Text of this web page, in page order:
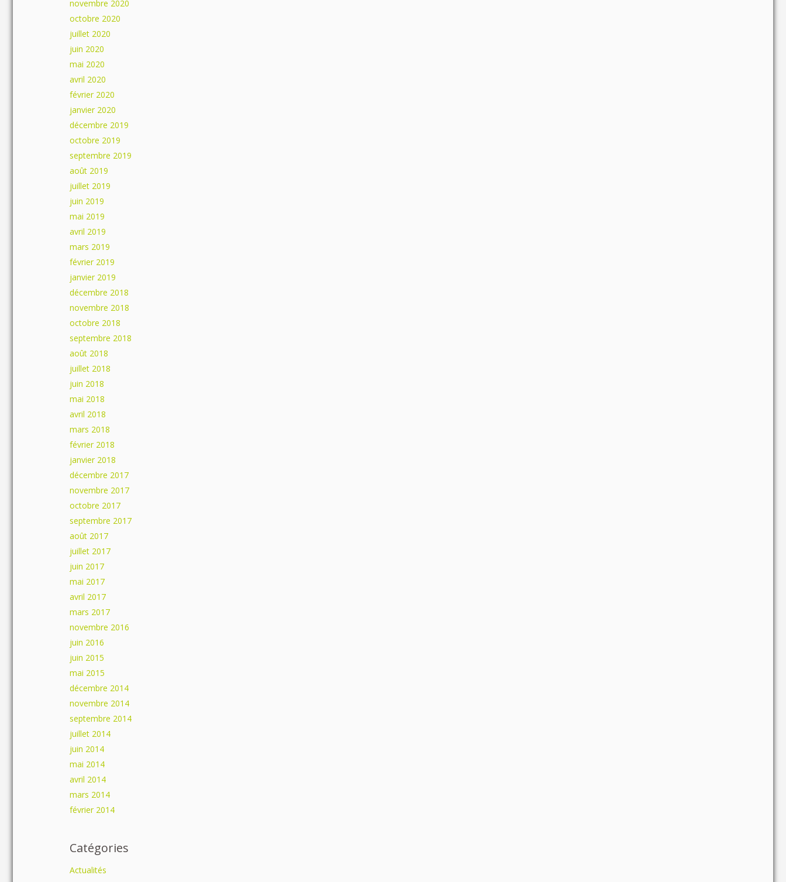
les Cookies !
On a attendu d'être sûrs que le contenu
C'est OK pour vous ?
Lire la politique de confidentialité
novembre 2020
octobre 2020
juillet 2020
juin 2020
mai 2020
avril 2020
février 2020
janvier 2020
décembre 2019
octobre 2019
septembre 2019
août 2019
juillet 2019
juin 2019
mai 2019
avril 2019
mars 2019
février 2019
janvier 2019
décembre 2018
novembre 2018
octobre 2018
septembre 2018
août 2018
juillet 2018
juin 2018
mai 2018
avril 2018
mars 2018
février 2018
janvier 2018
décembre 2017
novembre 2017
octobre 2017
septembre 2017
août 2017
juillet 2017
juin 2017
mai 2017
avril 2017
mars 2017
novembre 2016
juin 2016
juin 2015
mai 2015
décembre 2014
novembre 2014
septembre 2014
juillet 2014
juin 2014
mai 2014
avril 2014
mars 2014
février 2014
Catégories
Actualités